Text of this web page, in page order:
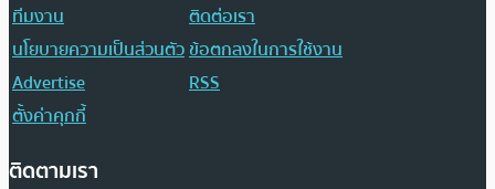
ทีมงาน
ติดต่อเรา
นโยบายความเป็นส่วนตัวข้อตกลงในการใช้งาน
Advertise
RSS
ตั้งค่าคุกกี้
ติดตามเรา